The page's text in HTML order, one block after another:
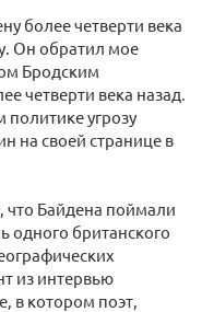
более четверти века
Он обратил мое
Бродским
четверти века назад.
политике угрозу
на своей странице в
что Байдена поймали
одного британского
из интервью
в котором поэт,